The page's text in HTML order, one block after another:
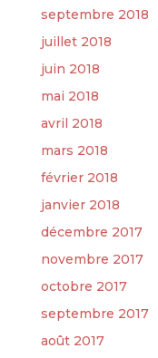
septembre 2018
juillet 2018
juin 2018
mai 2018
avril 2018
mars 2018
février 2018
janvier 2018
décembre 2017
novembre 2017
octobre 2017
septembre 2017
août 2017